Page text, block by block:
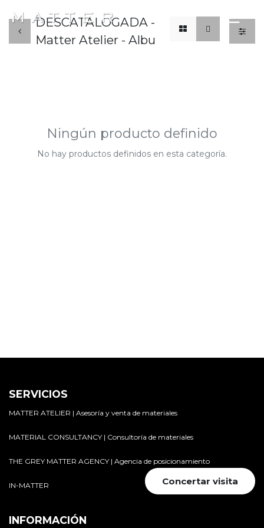
DESCATALOGADA -
Matter Atelier - Albu
Ningún producto definido
No hay productos definidos en esta categoría.
SERVICIOS
MATTER ATELIER | Asesoría y venta de materiales
MATERIAL CONSULTANCY | Consultoría de materiales
THE GREY MATTER AGENCY | Agencia de posicionamiento
IN-MATTER
INFORMACIÓN
Concertar visita
☰x